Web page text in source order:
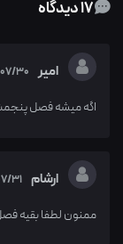
امیر 30
اگه میشه فصل
ارشام 31
ممنون لطفا بقیه